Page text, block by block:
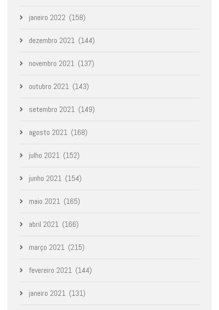
janeiro 2022 (158)
dezembro 2021 (144)
novembro 2021 (137)
outubro 2021 (143)
setembro 2021 (149)
agosto 2021 (168)
julho 2021 (152)
junho 2021 (154)
maio 2021 (165)
abril 2021 (166)
março 2021 (215)
fevereiro 2021 (144)
janeiro 2021 (131)